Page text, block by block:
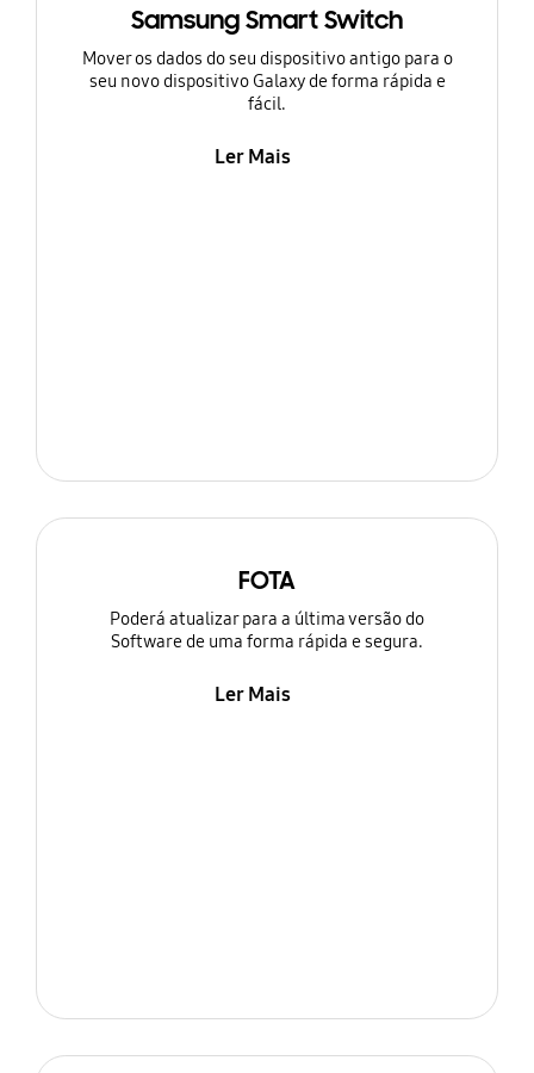
Samsung Smart Switch
Mover os dados do seu dispositivo antigo para o
seu novo dispositivo Galaxy de forma rápida e
fácil.
Ler Mais
FOTA
Poderá atualizar para a última versão do
Software de uma forma rápida e segura.
Ler Mais